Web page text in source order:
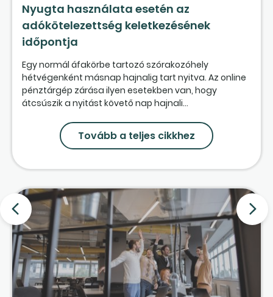
Nyugta használata esetén az
adókötelezettség keletkezésének
időpontja
Egy normál áfakörbe tartozó szórakozóhely
hétvégenként másnap hajnalig tart nyitva. Az online
pénztárgép zárása ilyen esetekben van, hogy
átcsúszik a nyitást követő nap hajnali...
Tovább a teljes cikkhez